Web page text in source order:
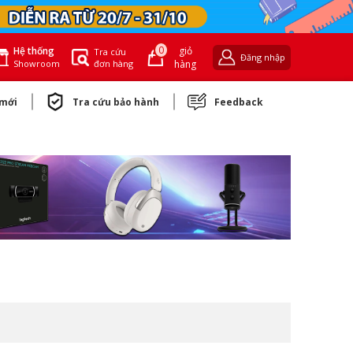
Hệ thống
Showroom
Tra cứu
đơn hàng
0
giỏ
hàng
Đăng nhập
Tra cứu bảo hành Feedback